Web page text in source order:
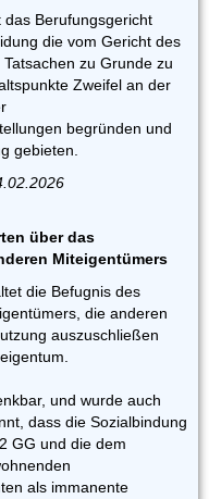
das Berufungsgericht
die vom Gericht des
zu Grunde zu
Zweifel an der
begründen und
gebieten.
über das
Miteigentümers
die Befugnis des
die anderen
auszuschließen
und wurde auch
dass die Sozialbindung
GG und die dem
als immanente